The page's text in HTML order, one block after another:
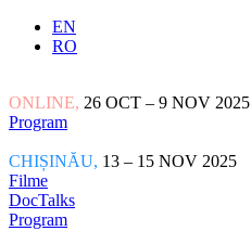
EN
RO
ONLINE, 26 OCT – 9 NOV 2025
Program
CHIȘINĂU, 13 – 15 NOV 2025
Filme
DocTalks
Program